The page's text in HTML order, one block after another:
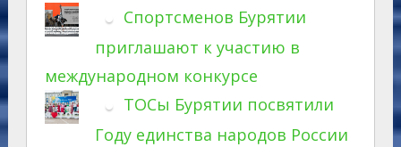
Спортсменов Бурятии
приглашают к участию в
международном конкурсе
ТОСы Бурятии посвятили
Году единства народов России